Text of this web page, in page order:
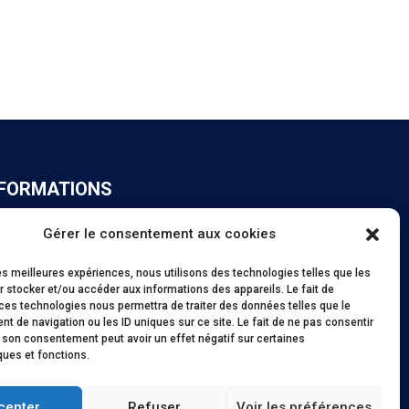
Gérer le consentement aux cookies
meilleures expériences, nous utilisons des technologies telles que les
stocker et/ou accéder aux informations des appareils. Le fait de
technologies nous permettra de traiter des données telles que le
de navigation ou les ID uniques sur ce site. Le fait de ne pas consentir
son consentement peut avoir un effet négatif sur certaines
et fonctions.
légales
de cookies
: Concept Web Studio